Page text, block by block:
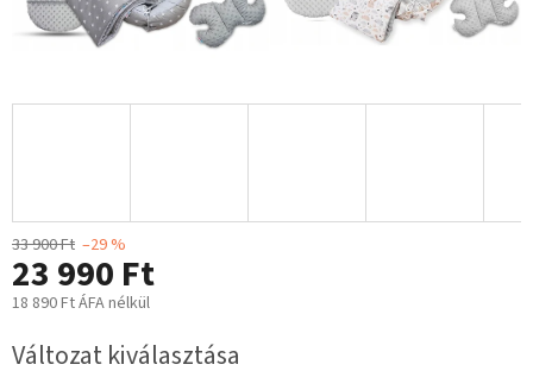
33 900 Ft –29 %
23 990 Ft
18 890 Ft ÁFA nélkül
Változat kiválasztása